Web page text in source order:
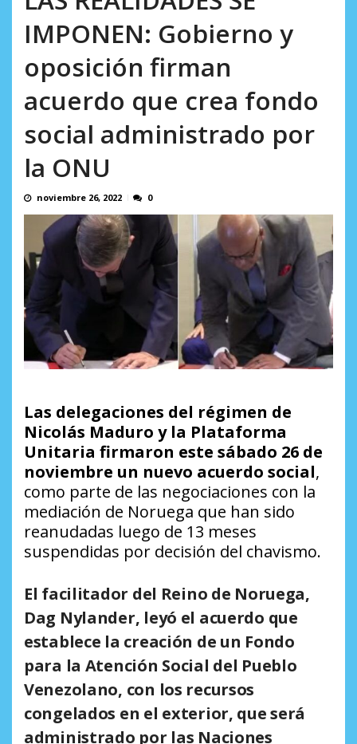
IMPONEN: Gobierno y
oposición firman
acuerdo que crea fondo
social administrado por
la ONU
noviembre 26, 2022 0
Las delegaciones del régimen de
Nicolás Maduro y la Plataforma
Unitaria firmaron este sábado 26 de
noviembre un nuevo acuerdo social,
como parte de las negociaciones con la
mediación de Noruega que han sido
reanudadas luego de 13 meses
suspendidas por decisión del chavismo.
El facilitador del Reino de Noruega,
Dag Nylander, leyó el acuerdo que
establece la creación de un Fondo
para la Atención Social del Pueblo
Venezolano, con los recursos
congelados en el exterior, que será
administrado por las Naciones